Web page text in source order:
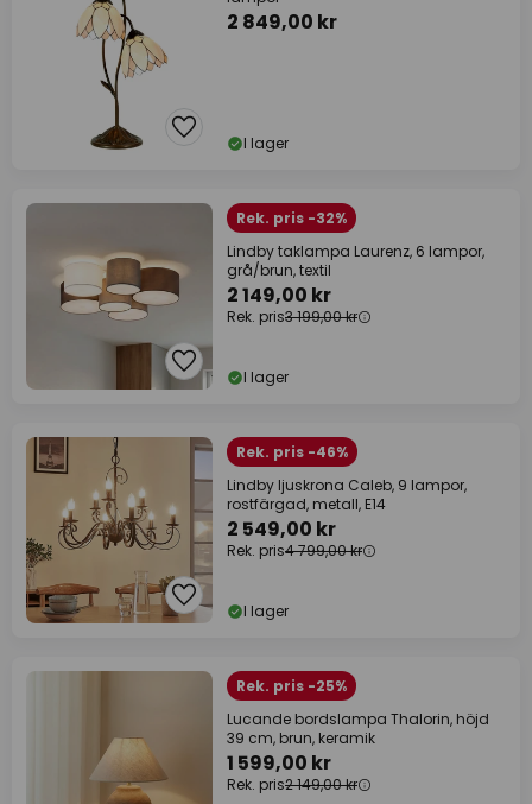
2 849,00 kr
I lager
Rek. pris -32%
Lindby taklampa Laurenz, 6 lampor,
grå/brun, textil
2 149,00 kr
Rek. pris3 199,00 kr
I lager
Rek. pris -46%
Lindby ljuskrona Caleb, 9 lampor,
rostfärgad, metall, E14
2 549,00 kr
Rek. pris4 799,00 kr
I lager
Rek. pris -25%
Lucande bordslampa Thalorin, höjd
39 cm, brun, keramik
1 599,00 kr
Rek. pris2 149,00 kr